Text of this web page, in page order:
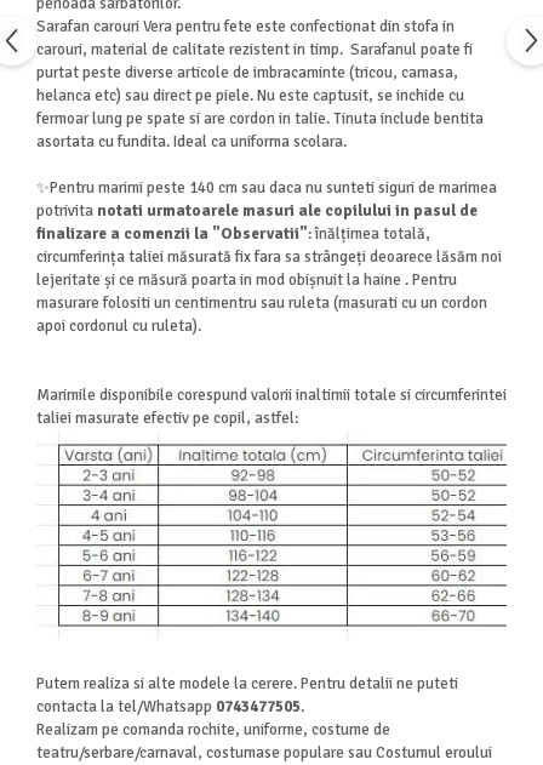
Sarafan carouri Vera pentru fete este confectionat din stofa in
carouri, material de calitate rezistent in timp. Sarafanul poate fi
purtat peste diverse articole de imbracaminte (tricou, camasa,
helanca etc) sau direct pe piele. Nu este captusit, se inchide cu
fermoar lung pe spate si are cordon in talie. Tinuta include bentita
asortata cu fundita. Ideal ca uniforma scolara.
✨Pentru marimi peste 140 cm sau daca nu sunteti siguri de marimea
potrivita notati urmatoarele masuri ale copilului in pasul de
finalizare a comenzii la "Observatii": înălțimea totală,
circumferința taliei măsurată fix fara sa strângeți deoarece lăsăm noi
lejeritate și ce măsură poarta in mod obișnuit la haine . Pentru
masurare folositi un centimentru sau ruleta (masurati cu un cordon
apoi cordonul cu ruleta).
Marimile disponibile corespund valorii inaltimii totale si circumferintei
taliei masurate efectiv pe copil, astfel:
Putem realiza si alte modele la cerere. Pentru detalii ne puteti
contacta la tel/Whatsapp 0743477505.
Realizam pe comanda rochite, uniforme, costume de
teatru/serbare/carnaval, costumase populare sau Costumul eroului